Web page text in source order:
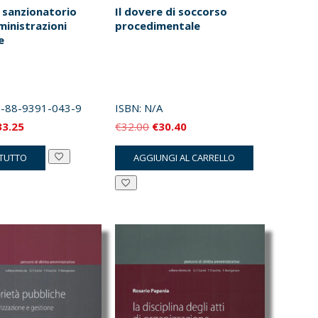
88-9391-043-9
Il
prezzo
attuale
Il dovere di soccorso
procedimentale
ISBN: N/A
€32.00 Il
prezzo
originale
€30.40Il
prezzo
attuale
AGGIUNGI AL CARRELLO